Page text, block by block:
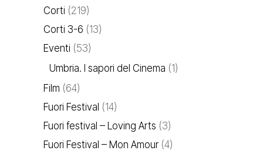
Corti (219)
Corti 3-6 (13)
Eventi (53)
Umbria. I sapori del Cinema (1)
Film (64)
Fuori Festival (14)
Fuori festival – Loving Arts (3)
Fuori Festival – Mon Amour(4)